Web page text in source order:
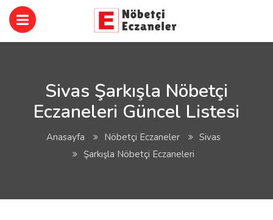
Sivas Şarkışla Nöbetçi
Eczaneleri Güncel Listesi
Anasayfa Nöbetçi Eczaneler
Sivas
Şarkışla Nöbetçi Eczaneleri